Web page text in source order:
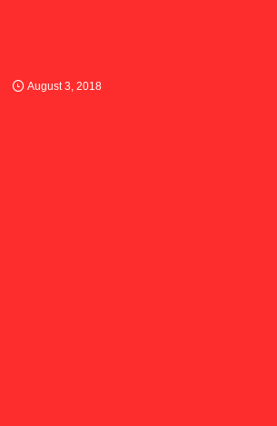
August 3, 2018